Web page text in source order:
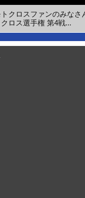
トクロスファンのみな
クロス選手権 第4戦...